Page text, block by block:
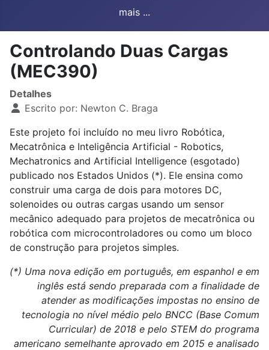
mais ...
Controlando Duas Cargas
(MEC390)
Detalhes
Escrito por: Newton C. Braga
Este projeto foi incluído no meu livro Robótica,
Mecatrônica e Inteligência Artificial - Robotics,
Mechatronics and Artificial Intelligence (esgotado)
publicado nos Estados Unidos (*). Ele ensina como
construir uma carga de dois para motores DC,
solenoides ou outras cargas usando um sensor
mecânico adequado para projetos de mecatrônica ou
robótica com microcontroladores ou como um bloco
de construção para projetos simples.
(*) Uma nova edição em português, em espanhol e em
inglês está sendo preparada com a finalidade de
atender as modificações impostas no ensino de
tecnologia no nível médio pelo BNCC (Base Comum
Curricular) de 2018 e pelo STEM do programa
americano semelhante aprovado em 2015 e analisado